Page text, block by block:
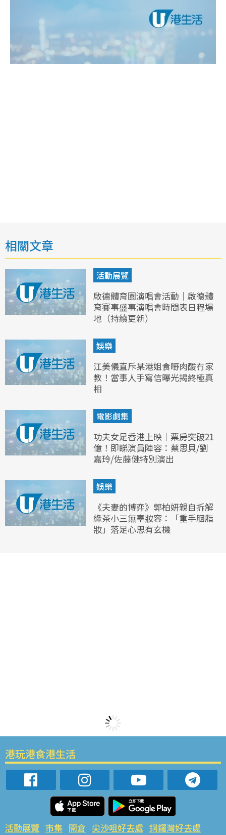
相關文章
活動展覽
啟德體育園演唱會活動｜啟德體
育賽事盛事演唱會時間表日程場
地（持續更新）
娛樂
江美儀直斥某港姐食嘢肉酸冇家
教！當事人手寫信曝光揭終極真
相
電影劇集
功夫女足香港上映｜票房突破21
億！即睇演員陣容：蔡思貝/劉
嘉玲/佐藤健特別演出
娛樂
《夫妻的博弈》郭柏妍親自拆解
綠茶小三無辜妝容：「重手胭脂
妝」落足心思有玄機
港玩港食港生活
活動展覽 市集 開倉 尖沙咀好去處 銅鑼灣好去處